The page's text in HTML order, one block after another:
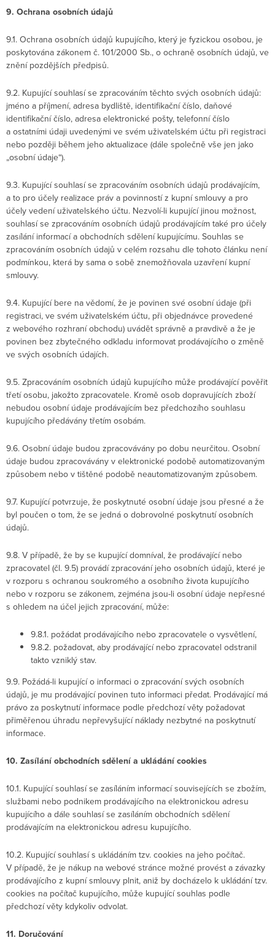
9. Ochrana osobních údajů
9.1. Ochrana osobních údajů kupujícího, který je fyzickou osobou, je
poskytována zákonem č. 101/2000 Sb., o ochraně osobních údajů, ve
znění pozdějších předpisů.
9.2. Kupující souhlasí se zpracováním těchto svých osobních údajů:
jméno a příjmení, adresa bydliště, identifikační číslo, daňové
identifikační číslo, adresa elektronické pošty, telefonní číslo
a ostatními údaji uvedenými ve svém uživatelském účtu při registraci
nebo později během jeho aktualizace (dále společně vše jen jako
„osobní údaje“).
9.3. Kupující souhlasí se zpracováním osobních údajů prodávajícím,
a to pro účely realizace práv a povinností z kupní smlouvy a pro
účely vedení uživatelského účtu. Nezvolí-li kupující jinou možnost,
souhlasí se zpracováním osobních údajů prodávajícím také pro účely
zasílání informací a obchodních sdělení kupujícímu. Souhlas se
zpracováním osobních údajů v celém rozsahu dle tohoto článku není
podmínkou, která by sama o sobě znemožňovala uzavření kupní
smlouvy.
9.4. Kupující bere na vědomí, že je povinen své osobní údaje (při
registraci, ve svém uživatelském účtu, při objednávce provedené
z webového rozhraní obchodu) uvádět správně a pravdivě a že je
povinen bez zbytečného odkladu informovat prodávajícího o změně
ve svých osobních údajích.
9.5. Zpracováním osobních údajů kupujícího může prodávající pověřit
třetí osobu, jakožto zpracovatele. Kromě osob dopravujících zboží
nebudou osobní údaje prodávajícím bez předchozího souhlasu
kupujícího předávány třetím osobám.
9.6. Osobní údaje budou zpracovávány po dobu neurčitou. Osobní
údaje budou zpracovávány v elektronické podobě automatizovaným
způsobem nebo v tištěné podobě neautomatizovaným způsobem.
9.7. Kupující potvrzuje, že poskytnuté osobní údaje jsou přesné a že
byl poučen o tom, že se jedná o dobrovolné poskytnutí osobních
údajů.
9.8. V případě, že by se kupující domníval, že prodávající nebo
zpracovatel (čl. 9.5) provádí zpracování jeho osobních údajů, které je
v rozporu s ochranou soukromého a osobního života kupujícího
nebo v rozporu se zákonem, zejména jsou-li osobní údaje nepřesné
s ohledem na účel jejich zpracování, může:
9.8.1. požádat prodávajícího nebo zpracovatele o vysvětlení,
9.8.2. požadovat, aby prodávající nebo zpracovatel odstranil
takto vzniklý stav.
9.9. Požádá-li kupující o informaci o zpracování svých osobních
údajů, je mu prodávající povinen tuto informaci předat. Prodávající má
právo za poskytnutí informace podle předchozí věty požadovat
přiměřenou úhradu nepřevyšující náklady nezbytné na poskytnutí
informace.
10. Zasílání obchodních sdělení a ukládání cookies
10.1. Kupující souhlasí se zasíláním informací souvisejících se zbožím,
službami nebo podnikem prodávajícího na elektronickou adresu
kupujícího a dále souhlasí se zasíláním obchodních sdělení
prodávajícím na elektronickou adresu kupujícího.
10.2. Kupující souhlasí s ukládáním tzv. cookies na jeho počítač.
V případě, že je nákup na webové stránce možné provést a závazky
prodávajícího z kupní smlouvy plnit, aniž by docházelo k ukládání tzv.
cookies na počítač kupujícího, může kupující souhlas podle
předchozí věty kdykoliv odvolat.
11. Doručování